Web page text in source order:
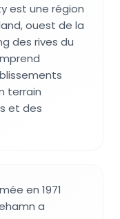
est une région
ouest de la
des rives du
terrain
et des
en 1971
a